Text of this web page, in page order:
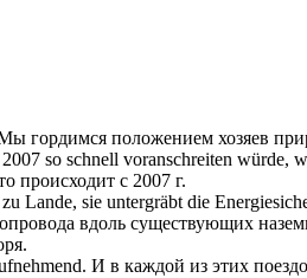
гордимся положением хозяев
so schnell voranschreiten würde,
происходит с 2007 г.
zu Lande, sie untergräbt die
вдоль существующих
И в каждой из этих